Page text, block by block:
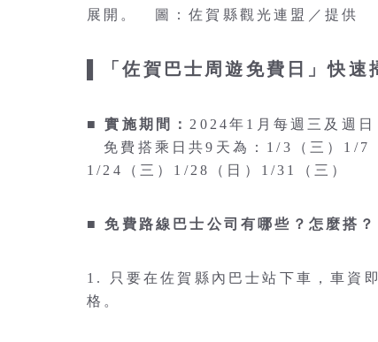
展開。 圖：佐賀縣觀光連盟／提供
▌「佐賀巴士周遊免費日」快速
■ 實施期間： 2024年1月每週三及週日
免費搭乘日共9天為：1/3（三）1/7
1/24（三）1/28（日）1/31（三）
■ 免費路線巴士公司有哪些？怎麼搭？
1. 只要在佐賀縣內巴士站下車，車資
格。